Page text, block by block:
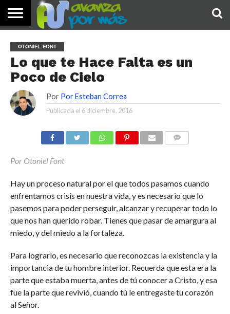
PALABRA
DE HOY
DEVOCIONALES
NOTICIAS
TESTIMONIOS
ORACIONES
SOBRE
NOSOTROS
IMÁGENES
OTONIEL FONT
Lo que te Hace Falta es un
Poco de Cielo
Por Por Esteban Correa
Publicada el 6 diciembre, 2016
Por Otoniel Font
Hay un proceso natural por el que todos pasamos cuando
enfrentamos crisis en nuestra vida, y es necesario que lo
pasemos para poder perseguir, alcanzar y recuperar todo lo
que nos han querido robar. Tienes que pasar de amargura al
miedo, y del miedo a la fortaleza.
Para lograrlo, es necesario que reconozcas la existencia y la
importancia de tu hombre interior. Recuerda que esta era la
parte que estaba muerta, antes de tú conocer a Cristo, y esa
fue la parte que revivió, cuando tú le entregaste tu corazón
al Señor.